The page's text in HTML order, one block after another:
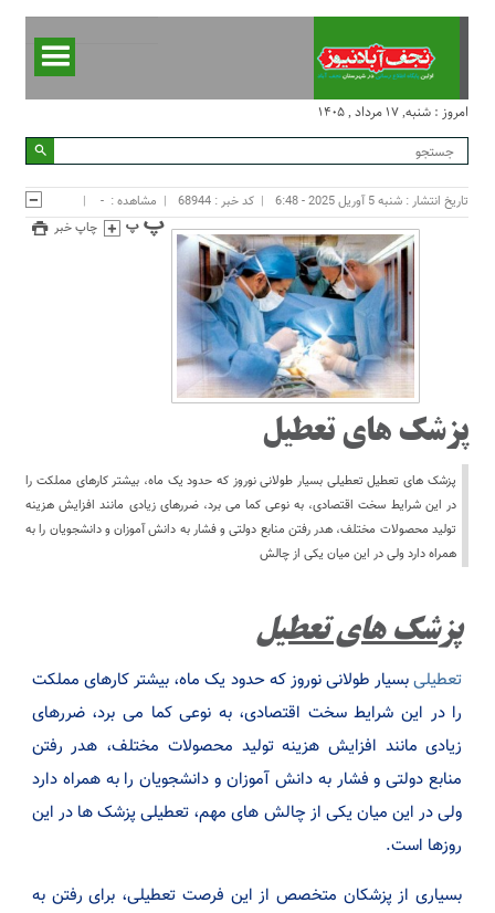
امروز : شنبه, ۱۷ مرداد , ۱۴۰۵
تاریخ انتشار : شنبه 5 آوریل 2025 - 6:48 کد خبر : 68944 مشاهده : -
چاپ خبر
پزشک های تعطیل
پزشک های تعطیل تعطیلی بسیار طولانی نوروز که حدود یک ماه، بیشتر کارهای مملکت را
در این شرایط سخت اقتصادی، به نوعی کما می برد، ضررهای زیادی مانند افزایش هزینه
تولید محصولات مختلف، هدر رفتن منابع دولتی و فشار به دانش آموزان و دانشجویان را به
همراه دارد ولی در این میان یکی از چالش
پزشک های تعطیل
تعطیلیبسیار طولانی نوروز که حدود یک ماه، بیشتر کارهای مملکت
را در این شرایط سخت اقتصادی، به نوعی کما می برد، ضررهای
زیادی مانند افزایش هزینه تولید محصولات مختلف، هدر رفتن
منابع دولتی و فشار به دانش آموزان و دانشجویان را به همراه دارد
ولی در این میان یکی از چالش های مهم، تعطیلی پزشک ها در این
روزها است.
بسیاری از پزشکان متخصص از این فرصت تعطیلی، برای رفتن به